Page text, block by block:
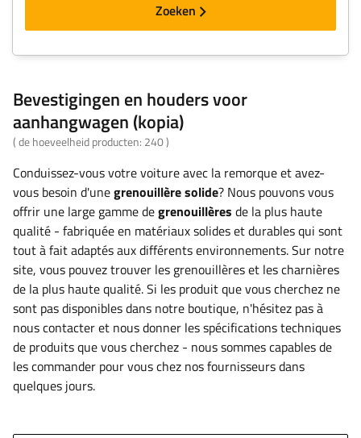
Zoeken
Bevestigingen en houders voor
aanhangwagen (kopia)
( de hoeveelheid producten: 240)
Conduissez-vous votre voiture avec la remorque et avez-
vous besoin d'unegrenouillère solide? Nous pouvons vous
offrir une large gamme degrenouillères de la plus haute
qualité - fabriquée en matériaux solides et durables qui sont
tout à fait adaptés aux différents environnements. Sur notre
site, vous pouvez trouver les grenouillères et les charnières
de la plus haute qualité. Si les produit que vous cherchez ne
sont pas disponibles dans notre boutique, n'hésitez pas à
nous contacter et nous donner les spécifications techniques
de produits que vous cherchez - nous sommes capables de
les commander pour vous chez nos fournisseurs dans
quelques jours.